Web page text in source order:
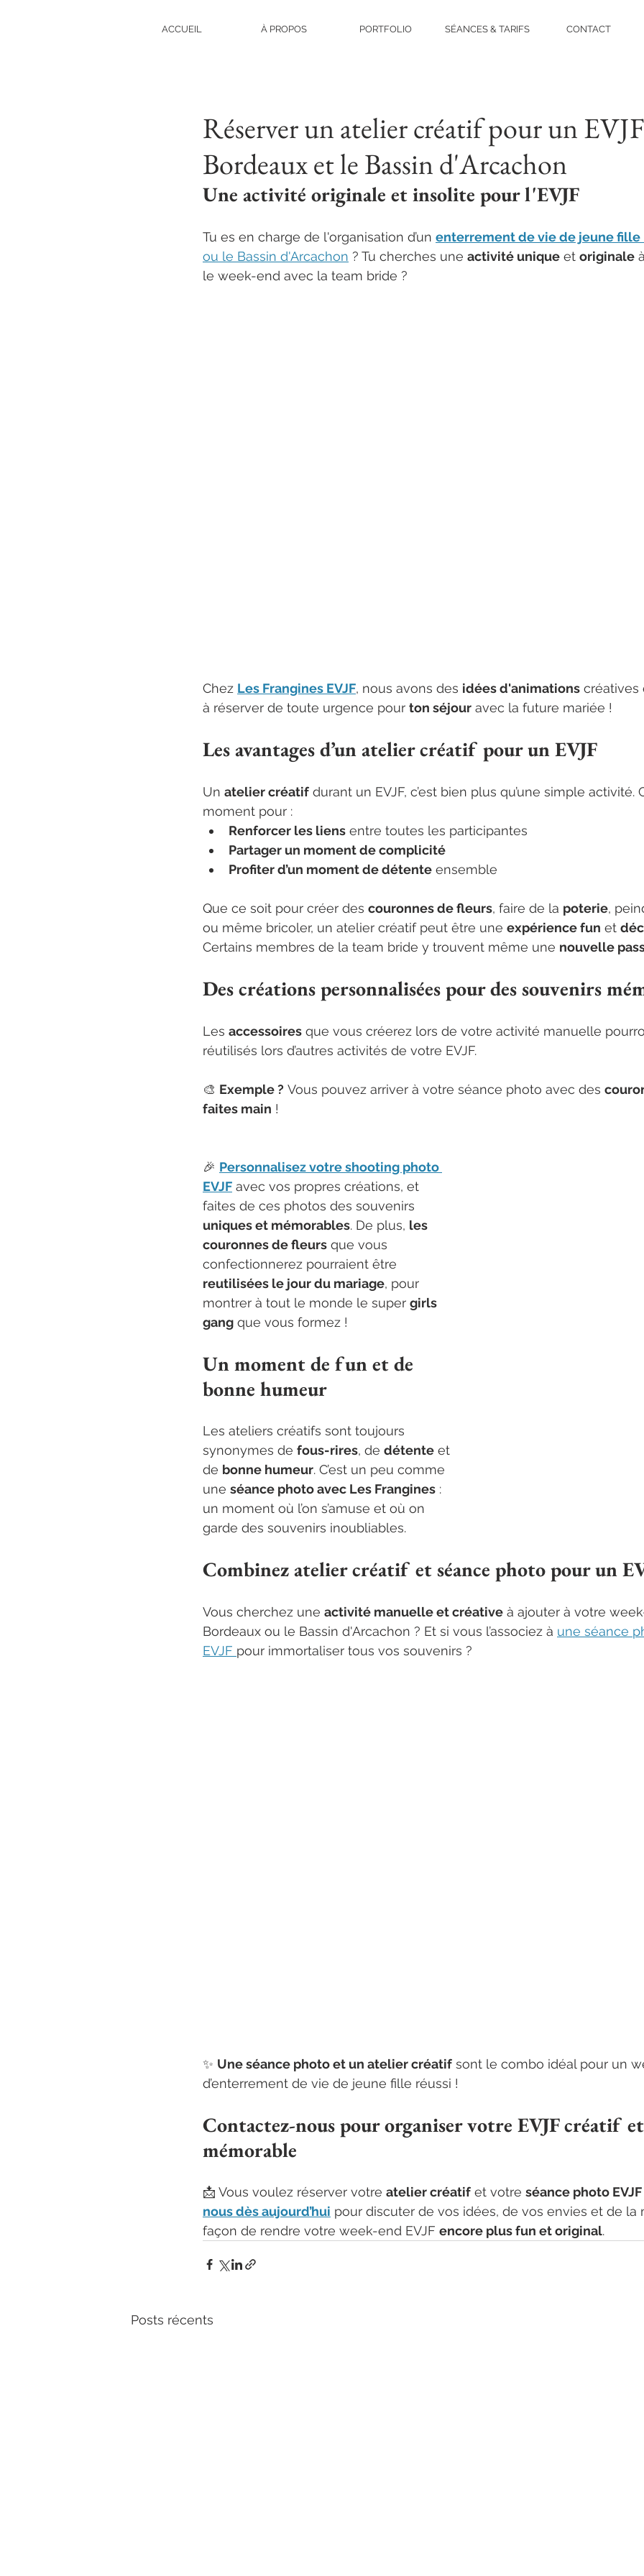
ACCUEIL À PROPOS PORTFOLIO SÉANCES & TARIFS CONTACT
Réserver un atelier créatif pour un
Bordeaux et le Bassin d'Arcachon
Une activité originale et insolite pour l'EVJF
Tu es en charge de l'organisation d’un enterrement de vie de jeune fille
ou le Bassin d'Arcachon ? Tu cherches une activité unique et originale
le week-end avec la team bride ?
Chez Les Frangines EVJF, nous avons des idées d'animations créatives
à réserver de toute urgence pour ton séjour avec la future mariée !
Les avantages d’un atelier créatif pour un EVJF
Un atelier créatif durant un EVJF, c’est bien plus qu’une simple activité.
moment pour :
Renforcer les liens entre toutes les participantes
Partager un moment de complicité
Profiter d’un moment de détente ensemble
Que ce soit pour créer des couronnes de fleurs, faire de la poterie,
ou même bricoler, un atelier créatif peut être une expérience fun et
Certains membres de la team bride y trouvent même une nouvelle
Des créations personnalisées pour des souvenirs
Les accessoires que vous créerez lors de votre activité manuelle
réutilisés lors d’autres activités de votre EVJF.
🎨 Exemple ? Vous pouvez arriver à votre séance photo avec des
faites main !
🎉 Personnalisez votre shooting photo
EVJF avec vos propres créations, et
faites de ces photos des souvenirs
uniques et mémorables. De plus, les
couronnes de fleurs que vous
confectionnerez pourraient être
reutilisées le jour du mariage, pour
montrer à tout le monde le super girls
gang que vous formez !
Un moment de fun et de
bonne humeur
Les ateliers créatifs sont toujours
synonymes de fous-rires, de détente et
de bonne humeur. C’est un peu comme
une séance photo avec Les Frangines :
un moment où l’on s’amuse et où on
garde des souvenirs inoubliables.
Combinez atelier créatif et séance photo pour un
Vous cherchez une activité manuelle et créative à ajouter à votre
Bordeaux ou le Bassin d'Arcachon ? Et si vous l’associez à une séance
EVJF pour immortaliser tous vos souvenirs ?
✨ Une séance photo et un atelier créatif sont le combo idéal pour un
d’enterrement de vie de jeune fille réussi !
Contactez-nous pour organiser votre EVJF créatif et
mémorable
📩 Vous voulez réserver votre atelier créatif et votre séance photo EVJF
nous dès aujourd’hui pour discuter de vos idées, de vos envies et de la
façon de rendre votre week-end EVJF encore plus fun et original.
Posts récents